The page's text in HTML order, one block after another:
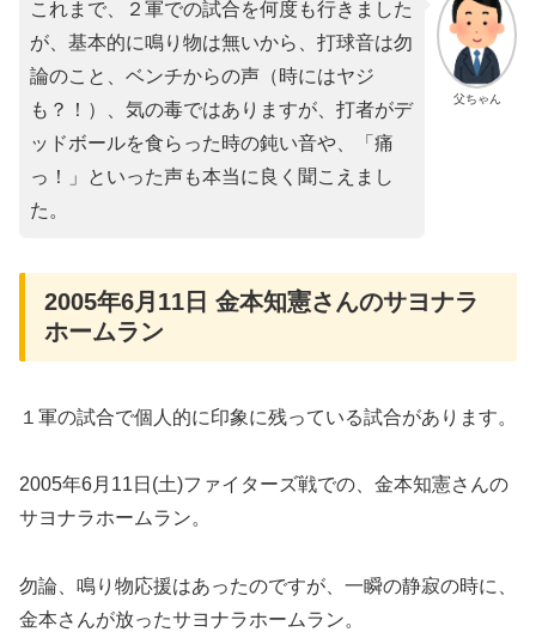
父ちゃん
これまで、２軍での試合を何度も行きました
が、基本的に鳴り物は無いから、打球音は勿
論のこと、ベンチからの声（時にはヤジ
も？！）、気の毒ではありますが、打者がデ
ッドボールを食らった時の鈍い音や、「痛
っ！」といった声も本当に良く聞こえまし
た。
2005年6月11日 金本知憲さんのサヨナラ
ホームラン
１軍の試合で個人的に印象に残っている試合があります。
2005年6月11日(土)ファイターズ戦での、金本知憲さんの
サヨナラホームラン。
勿論、鳴り物応援はあったのですが、一瞬の静寂の時に、
金本さんが放ったサヨナラホームラン。